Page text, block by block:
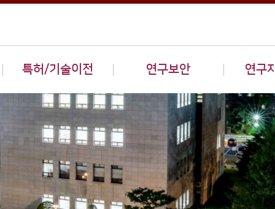
특허/기술이전 연구보안 연구